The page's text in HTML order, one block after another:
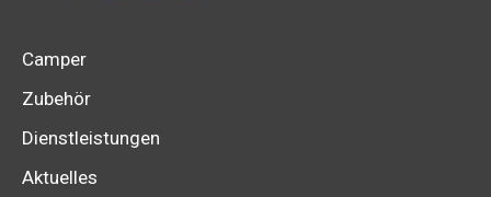
Camper
Zubehör
Dienstleistungen
Aktuelles